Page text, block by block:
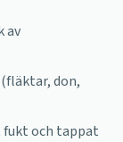
av
don,
fukt och tappat